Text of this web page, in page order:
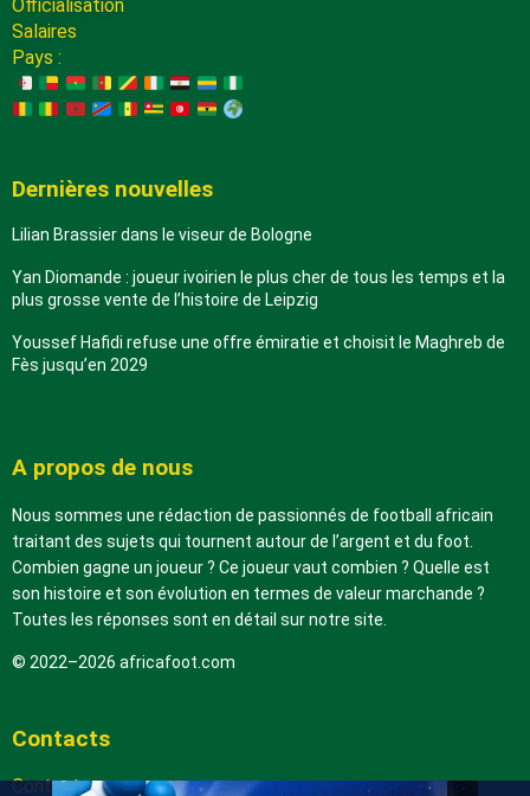
Officialisation
Salaires
Pays :
Dernières nouvelles
Lilian Brassier dans le viseur de Bologne
Yan Diomande : joueur ivoirien le plus cher de tous les temps et la
plus grosse vente de l’histoire de Leipzig
Youssef Hafidi refuse une offre émiratie et choisit le Maghreb de
Fès jusqu’en 2029
A propos de nous
Nous sommes une rédaction de passionnés de football africain
traitant des sujets qui tournent autour de l’argent et du foot.
Combien gagne un joueur ? Ce joueur vaut combien ? Quelle est
son histoire et son évolution en termes de valeur marchande ?
Toutes les réponses sont en détail sur notre site.
© 2022–2026 africafoot.com
Contacts
Contactez-nous